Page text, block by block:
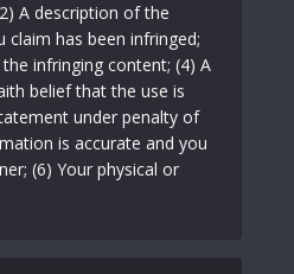
A description of the
claim has been infringed;
infringing content; (4) A
belief that the use is
under penalty of
is accurate and you
(6) Your physical or